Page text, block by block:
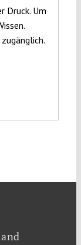
Druck. Um